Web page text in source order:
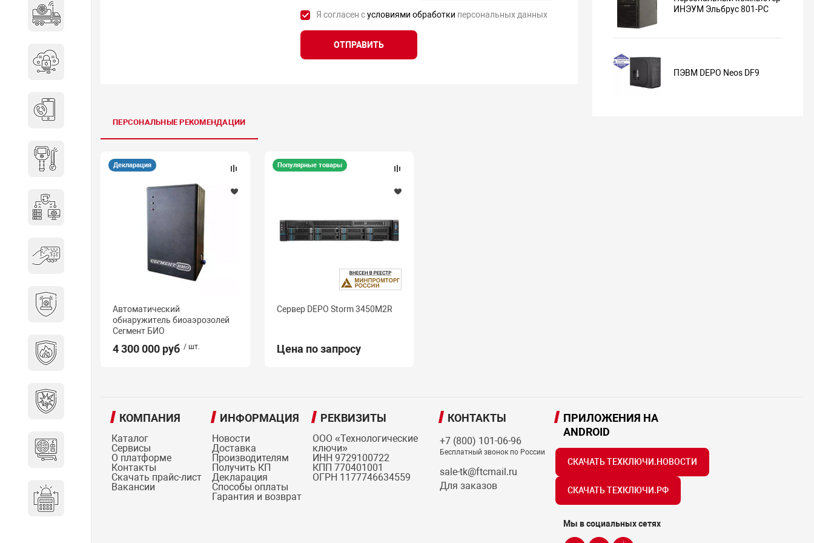
Тепловизионная техника
Технические средства охраны
сигнализации
Противопожарная
Источники питания
Я согласен сусловиями обработки персональных данных
ОТПРАВИТЬ
ПЕРСОНАЛЬНЫЕ РЕКОМЕНДАЦИИ
Декларация
Автоматический
обнаружитель биоаэрозолей
Сегмент БИО
4 300 000 руб / шт.
Популярные товары
Сервер DEPO Storm 3450M2R
Цена по запросу
ИНЭУМ Эльбрус 801-PC
ПЭВМ DEPO Neos DF9
КОМПАНИЯ
Каталог
Сервисы
О платформе
Контакты
Скачать прайс-лист
Вакансии
ИНФОРМАЦИЯ
Новости
Доставка
Производителям
Получить КП
Декларация
Способы оплаты
Гарантия и возврат
РЕКВИЗИТЫ
ООО «Технологические
ключи»
ИНН 9729100722
КПП 770401001
ОГРН 1177746634559
КОНТАКТЫ
+7 (800) 101-06-96
Бесплатный звонок по России
sale-tk@ftcmail.ru
Для заказов
ПРИЛОЖЕНИЯ НА
ANDROID
СКАЧАТЬ ТЕХКЛЮЧИ.НОВОСТИ
СКАЧАТЬ ТЕХКЛЮЧИ.РФ
Мы в социальных сетях